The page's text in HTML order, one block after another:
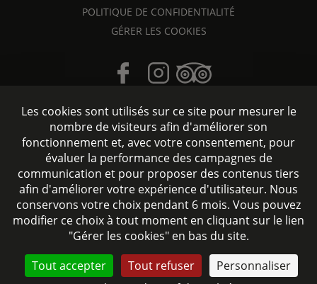
POLITIQUE DE CONFIDENTIALITÉ
GÉRER LES COOKIES
Hôtel accessible aux personnes à mobilité réduite
Site officiel - Tous droits réservés © 2026 Signature Hôtel
Saint-Germain-des-Prés - Création :Agence WEBCOM
CONTACTEZ-NOUS
Les cookies sont utilisés sur ce site pour mesurer le
nombre de visiteurs afin d'améliorer son
fonctionnement et, avec votre consentement, pour
évaluer la performance des campagnes de
communication et pour proposer des contenus tiers
afin d'améliorer votre expérience d'utilisateur. Nous
conservons votre choix pendant 6 mois. Vous pouvez
modifier ce choix à tout moment en cliquant sur le lien
"Gérer les cookies" en bas du site.
Tout accepter
Tout refuser
Personnaliser